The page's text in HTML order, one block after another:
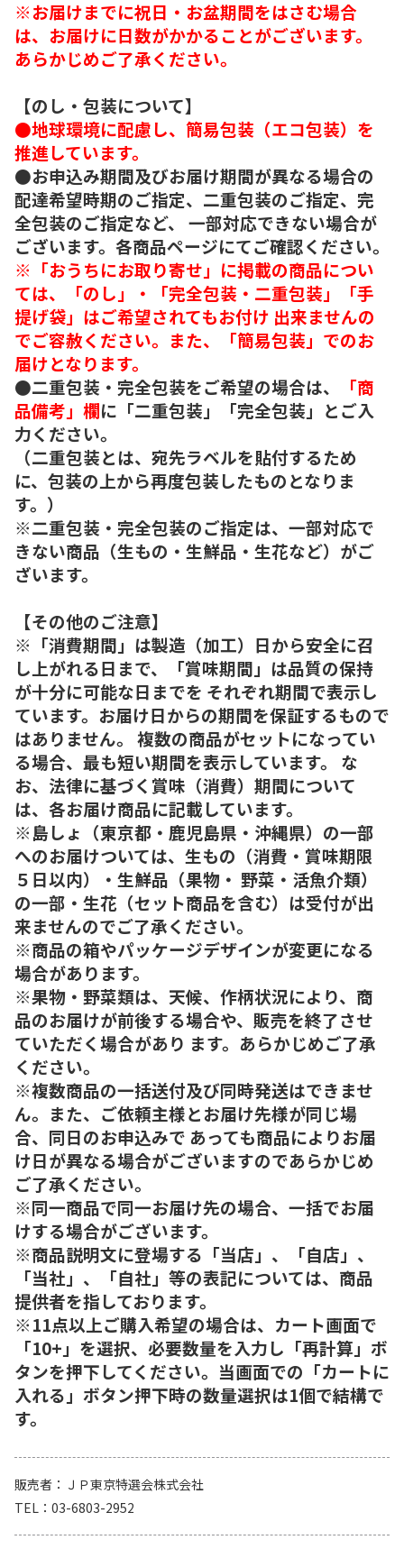
※お届けまでに祝日・お盆期間をはさむ場合
は、お届けに日数がかかることがございます。
あらかじめご了承ください。
【のし・包装について】
●地球環境に配慮し、簡易包装（エコ包装）を
推進しています。
●お申込み期間及びお届け期間が異なる場合の
配達希望時期のご指定、二重包装のご指定、完
全包装のご指定など、 一部対応できない場合が
ございます。各商品ページにてご確認ください。
※「おうちにお取り寄せ」に掲載の商品につい
ては、「のし」・「完全包装・二重包装」「手
提げ袋」はご希望されてもお付け 出来ませんの
でご容赦ください。また、「簡易包装」でのお
届けとなります。
●二重包装・完全包装をご希望の場合は、
「商
品備考」欄に「二重包装」「完全包装」とご入
力ください。
（二重包装とは、宛先ラベルを貼付するため
に、包装の上から再度包装したものとなりま
す。）
※二重包装・完全包装のご指定は、一部対応で
きない商品（生もの・生鮮品・生花など）がご
ざいます。
【その他のご注意】
※「消費期間」は製造（加工）日から安全に召
し上がれる日まで、「賞味期間」は品質の保持
が十分に可能な日までを それぞれ期間で表示し
ています。お届け日からの期間を保証するもので
はありません。 複数の商品がセットになってい
る場合、最も短い期間を表示しています。 な
お、法律に基づく賞味（消費）期間について
は、各お届け商品に記載しています。
※島しょ（東京都・鹿児島県・沖縄県）の一部
へのお届けついては、生もの（消費・賞味期限
５日以内）・生鮮品（果物・ 野菜・活魚介類）
の一部・生花（セット商品を含む）は受付が出
来ませんのでご了承ください。
※商品の箱やパッケージデザインが変更になる
場合があります。
※果物・野菜類は、天候、作柄状況により、商
品のお届けが前後する場合や、販売を終了させ
ていただく場合があり ます。あらかじめご了承
ください。
※複数商品の一括送付及び同時発送はできませ
ん。また、ご依頼主様とお届け先様が同じ場
合、同日のお申込みで あっても商品によりお届
け日が異なる場合がございますのであらかじめ
ご了承ください。
※同一商品で同一お届け先の場合、一括でお届
けする場合がございます。
※商品説明文に登場する「当店」、「自店」、
「当社」、「自社」等の表記については、商品
提供者を指しております。
※11点以上ご購入希望の場合は、カート画面で
「10+」を選択、必要数量を入力し「再計算」ボ
タンを押下してください。当画面での「カートに
入れる」ボタン押下時の数量選択は1個で結構で
す。
販売者
ＪＰ東京特選会株式会社
TEL
03-6803-2952